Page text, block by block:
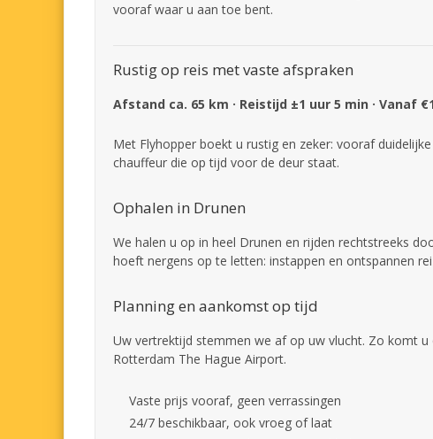
vooraf waar u aan toe bent.
Rustig op reis met vaste afspraken
Afstand ca. 65 km · Reistijd ±1 uur 5 min · Vanaf
Met Flyhopper boekt u rustig en zeker: vooraf
chauffeur die op tijd voor de deur staat.
Ophalen in Drunen
We halen u op in heel Drunen en rijden rechtstreeks
hoeft nergens op te letten: instappen en ontspannen
Planning en aankomst op tijd
Uw vertrektijd stemmen we af op uw vlucht. Zo komt
Rotterdam The Hague Airport.
Vaste prijs vooraf, geen verrassingen
24/7 beschikbaar, ook vroeg of laat